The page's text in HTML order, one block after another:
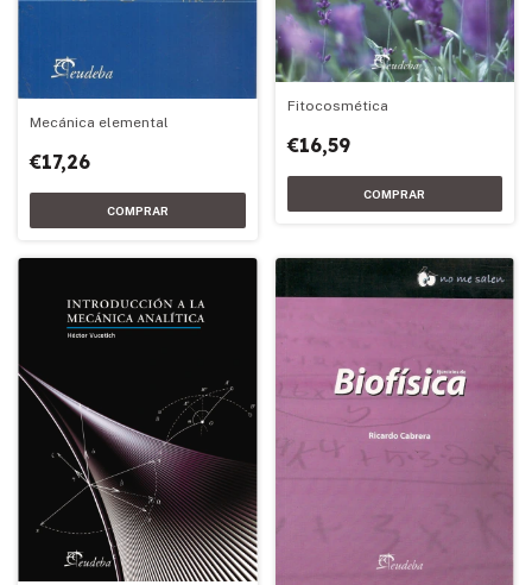
Mecánica elemental
€17,26
Fitocosmética
€16,59